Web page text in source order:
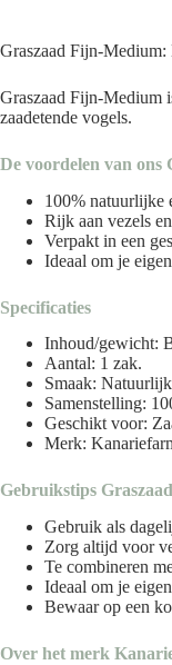
Graszaad Fijn-Medium:
Graszaad Fijn-Medium
zaadetende vogels.
De voordelen van
100% natuurlijke
Rijk aan vezels
Verpakt in een
Ideaal om je
Specificaties
Inhoud/gewicht:
Aantal: 1 zak.
Smaak:
Samenstelling:
Geschikt voor:
Merk:
Gebruikstips
Gebruik als
Zorg altijd voor
Te combineren
Ideaal om je
Bewaar op een
Over het merk